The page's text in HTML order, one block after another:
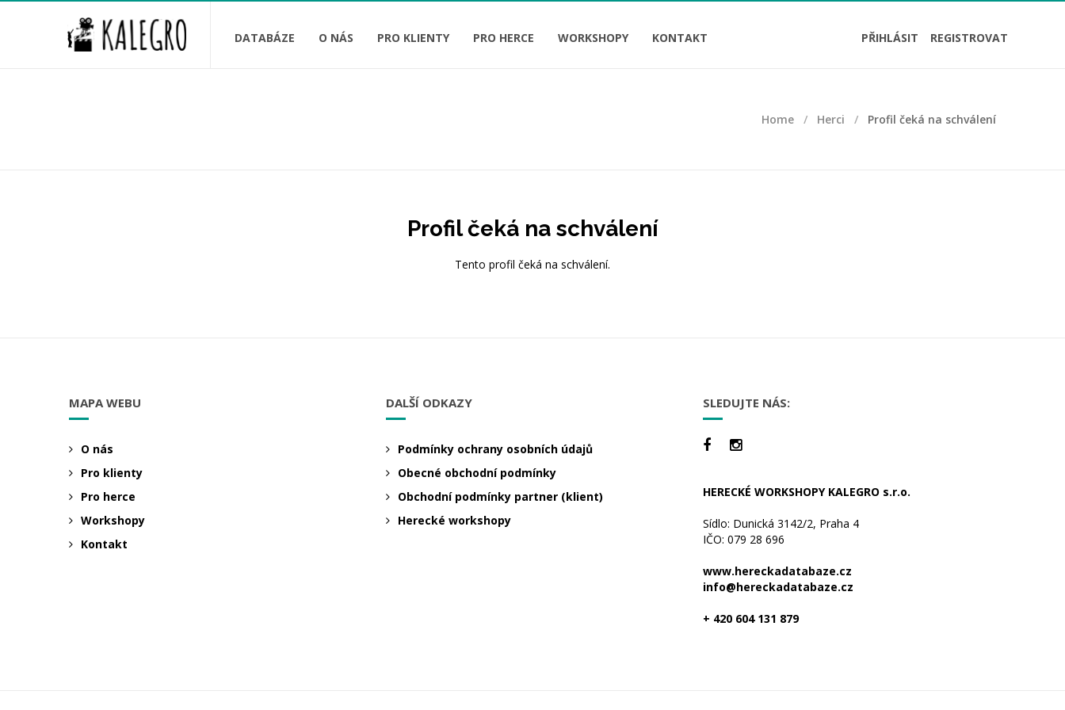
DATABÁZE O NÁS PRO KLIENTY PRO HERCE WORKSHOPY KONTAKT REGISTROVAT
PŘIHLÁSIT
Home Herci Profil čeká na schválení
Profil čeká na schválení
Tento profil čeká na schválení.
MAPA WEBU
O nás
Pro klienty
Pro herce
Workshopy
Kontakt
DALŠÍ ODKAZY
Podmínky ochrany osobních údajů
Obecné obchodní podmínky
Obchodní podmínky partner (klient)
Herecké workshopy
SLEDUJTE NÁS:
HERECKÉ WORKSHOPY KALEGRO s.r.o.
Sídlo: Dunická 3142/2, Praha 4
IČO: 079 28 696
www.hereckadatabaze.cz
info@hereckadatabaze.cz
+ 420 604 131 879